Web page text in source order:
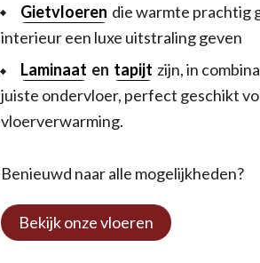
Gietvloeren die warmte prachtig
interieur een luxe uitstraling geven
Laminaat en tapijt zijn, in
juiste ondervloer, perfect geschikt
vloerverwarming.
Benieuwd naar alle mogelijkheden?
Bekijk onze vloeren